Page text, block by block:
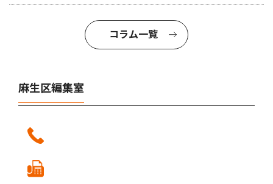
コラム一覧
麻生区編集室